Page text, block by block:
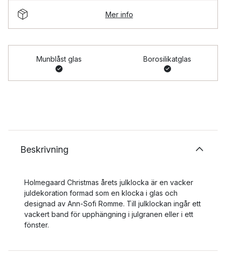
Mer info
Munblåst glas Borosilikatglas
Beskrivning
Holmegaard Christmas årets julklocka är en vacker
juldekoration formad som en klocka i glas och
designad av Ann-Sofi Romme. Till julklockan ingår ett
vackert band för upphängning i julgranen eller i ett
fönster.